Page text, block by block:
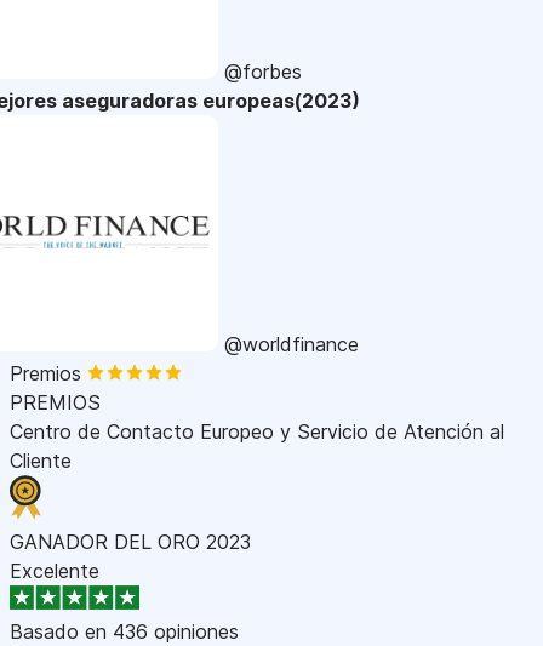
@forbes
aseguradoras europeas(2023)
@worldfinance
Premios
PREMIOS
Centro de Contacto Europeo y Servicio de Atención al
Cliente
GANADOR DEL ORO 2023
Excelente
Basado en 436 opiniones